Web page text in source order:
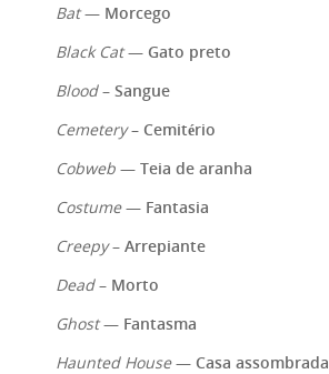
Bat— Morcego
Black Cat— Gato preto
Blood– Sangue
Cemetery– Cemitério
Cobweb — Teia de aranha
Costume— Fantasia
Creepy– Arrepiante
Dead– Morto
Ghost— Fantasma
Haunted House— Casa assombrada